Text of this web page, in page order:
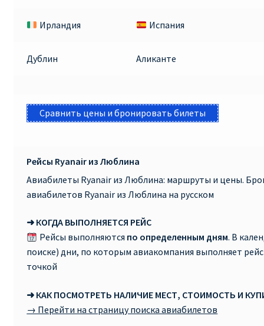
Ирландия Испания
Дублин Аликанте
Сравнить цены и бронировать билеты
Рейсы Ryanair из Люблина
Авиабилеты Ryanair из Люблина: маршруты и цены.
авиабилетов Ryanair из Люблина на русском
➜ КОГДА ВЫПОЛНЯЕТСЯ РЕЙС
Рейсы выполняются по определенным дням. В
поиске) дни, по которым авиакомпания выполняет
точкой
➜ КАК ПОСМОТРЕТЬ НАЛИЧИЕ МЕСТ, СТОИМОСТЬ И
→ Перейти на страницу поиска авиабилетов